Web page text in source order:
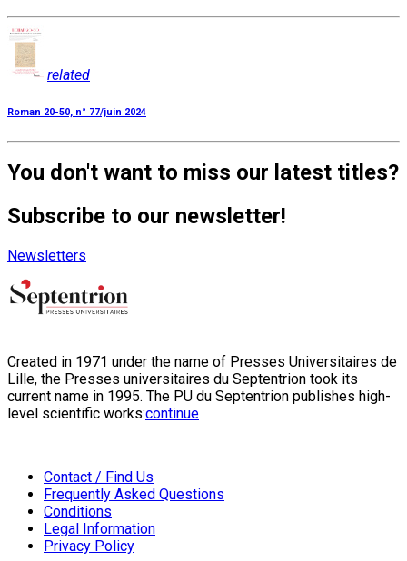
related
Roman 20-50, n° 77/juin 2024
You don't want to miss our latest titles?
Subscribe to our newsletter!
Newsletters
Created in 1971 under the name of Presses Universitaires de
Lille, the Presses universitaires du Septentrion took its
current name in 1995. The PU du Septentrion publishes high-
level scientific works:continue
Contact / Find Us
Frequently Asked Questions
Conditions
Legal Information
Privacy Policy